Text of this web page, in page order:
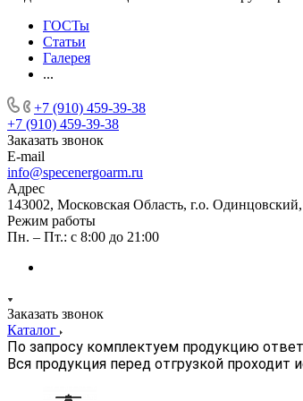
ГОСТы
Статьи
Галерея
...
+7 (910) 459-39-38
+7 (910) 459-39-38
Заказать звонок
E-mail
info@specenergoarm.ru
Адрес
143002, Московская Область, г.о.
Режим работы
Пн. – Пт.: с 8:00 до 21:00
Заказать звонок
Каталог
По запросу комплектуем продукцию
Вся продукция перед отгрузкой проходит